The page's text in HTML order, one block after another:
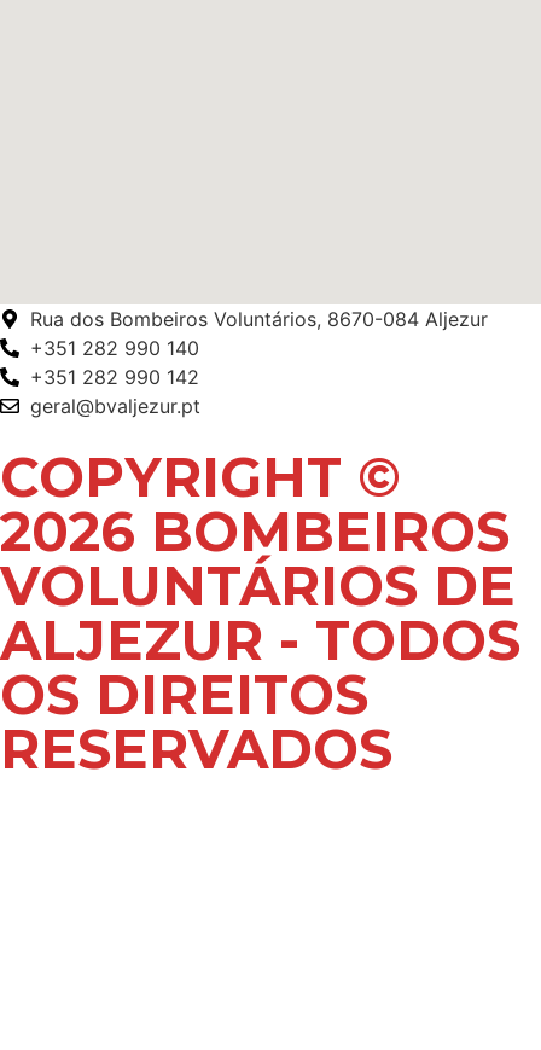
Rua dos Bombeiros Voluntários, 8670-084 Aljezur
+351 282 990 140
+351 282 990 142
geral@bvaljezur.pt
COPYRIGHT ©
2026 BOMBEIROS
VOLUNTÁRIOS DE
ALJEZUR - TODOS
OS DIREITOS
RESERVADOS